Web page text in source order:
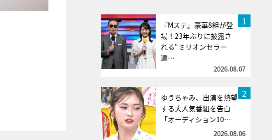
1
『Mステ』豪華8組が登
場！23年ぶりに披露さ
れる“ミリオンセラー
達…
2026.08.07
2
ゆうちゃみ、出演を熱望
する大人気番組を告白
「オーディション10…
2026.08.06